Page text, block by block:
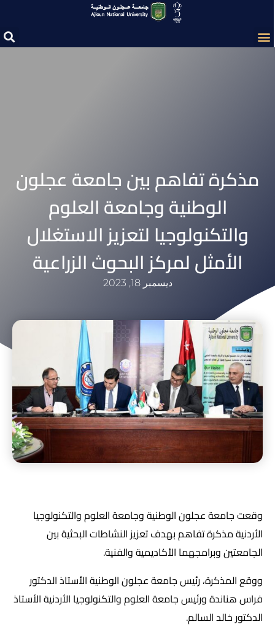
مذكرة تفاهم بين جامعة عجلون
الوطنية وجامعة العلوم
والتكنولوجيا لتعزيز الاستغلال
الأمثل لمركز البحوث الزراعية
ديسمبر 18, 2023
وقعت جامعة عجلون الوطنية وجامعة العلوم والتكنولوجيا
الأردنية مذكرة تفاهم بهدف تعزيز النشاطات البحثية بين
الجامعتين وبرامجهما الأكاديمية والفنية.
ووقع المذكرة، رئيس جامعة عجلون الوطنية الأستاذ الدكتور
فراس هناندة ورئيس جامعة العلوم والتكنولوجيا الأردنية الأستاذ
الدكتور خالد السالم.